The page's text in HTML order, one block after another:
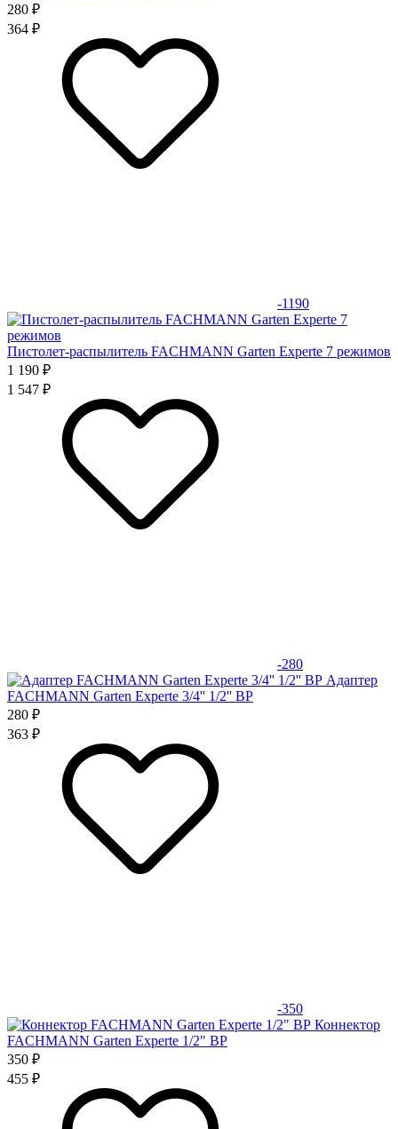
280 ₽
364 ₽
-1190
Пистолет-распылитель FACHMANN Garten Experte 7 режимов
1 190 ₽
1 547 ₽
-280
Адаптер
FACHMANN Garten Experte 3/4'' 1/2'' ВР
280 ₽
363 ₽
-350
Коннектор
FACHMANN Garten Experte 1/2" ВР
350 ₽
455 ₽